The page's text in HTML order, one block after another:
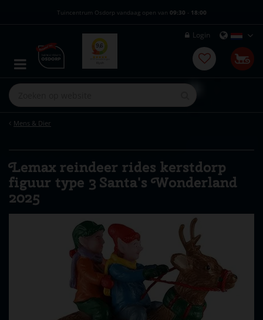
Mens & Dier
Tuincentrum Osdorp vandaag open van 09:30 - 18:00
Login
Lemax reindeer rides kerstdorp
figuur type 3 Santa's Wonderland
2025